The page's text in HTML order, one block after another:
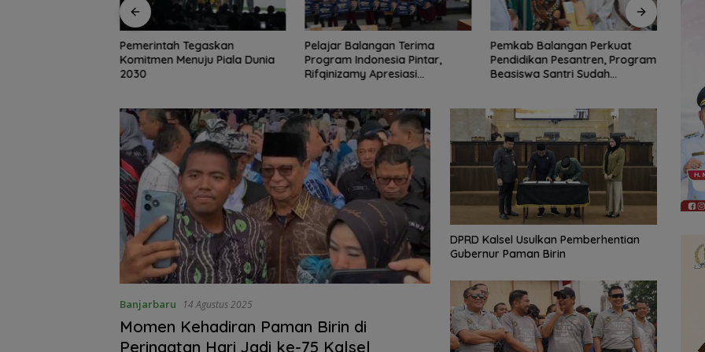
Pelajar Balangan Terima
Program Indonesia Pintar,
Rifqinizamy Apresiasi
Pemkab Balangan Perkuat
Pendidikan Pesantren, Program
Beasiswa Santri Sudah
Bagaimana KIP Hadapi
Deepfake dan Hoaks?
Banjarbaru 14 Agustus 2025
Momen Kehadiran Paman Birin di
Peringatan Hari Jadi ke-75 Kalsel
DPRD Kalsel Usulkan Pemberhentian
Gubernur Paman Birin